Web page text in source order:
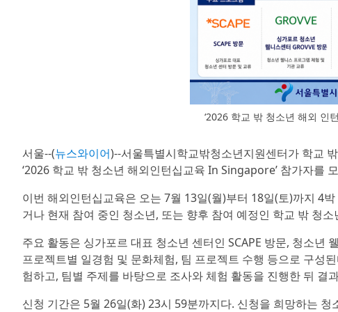
‘2026 학교 밖 청소년 해외 인
서울--(뉴스와이어)--서울특별시학교밖청소년지원센터가 학교
‘2026 학교 밖 청소년 해외인턴십교육 In Singapore’ 참가자를
이번 해외인턴십교육은 오는 7월 13일(월)부터 18일(토)까지 4
거나 현재 참여 중인 청소년, 또는 향후 참여 예정인 학교 밖 청
주요 활동은 싱가포르 대표 청소년 센터인 SCAPE 방문, 청소년
프로젝트별 일경험 및 문화체험, 팀 프로젝트 수행 등으로 구성
험하고, 팀별 주제를 바탕으로 조사와 체험 활동을 진행한 뒤 결
신청 기간은 5월 26일(화) 23시 59분까지다. 신청을 희망하는